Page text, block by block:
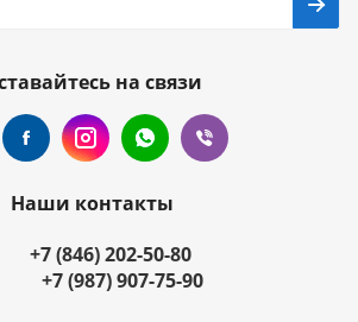
на связи
Наши контакты
+7 (846) 202-50-80
+7 (987) 907-75-90